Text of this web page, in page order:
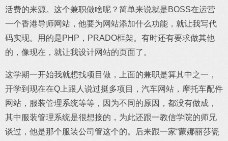
活费的来源。这个兼职做啥呢？简单来说就是BOSS在运营
一个香港导师网站，他要为网站添加什么功能，就让我写代
码实现。用的是PHP，PRADO框架。有时还有要求做其他
的，像现在，就让我设计网站的页面了。
这学期一开始我就想找项目做，上面的兼职是算其中之一，
开学到现在在Q上跟人说过挺多项目，汽车网站，摩托车配件
网站，服装管理系统等等，因为不同的原因，都没有做成，
其中服装管理系统是很想接的，为此还跟一教信学院的师兄
谈过，他是那个服装公司管这个的。后来跟一家“蒙娜丽莎瓷